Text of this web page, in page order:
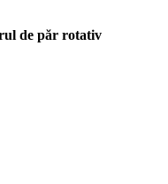
de păr rotativ